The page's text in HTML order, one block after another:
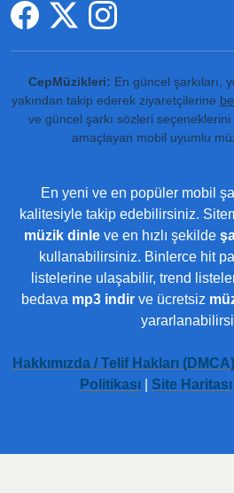
CepMüzikleri: En güncel şarkıları,
yakından takip ederek ziyaretçilerine
ve güncel şarkı sözleri seçeneklerini
amaçlayan mobil uyumlu
En yeni ve en popüler mobil
kalitesiyle takip edebilirsiniz.
müzik dinleve en hızlı şekilde
kullanabilirsiniz. Binlerce hit
listelerine ulaşabilir, trend
bedava mp3 indir ve ücretsiz
Hakkımızda / Telif Hakları (DMCA)
Politikası| Site Haritası|